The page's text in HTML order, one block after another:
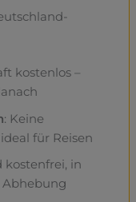
kostenlos –
: Keine
für Reisen
kostenfrei, in
Abhebung